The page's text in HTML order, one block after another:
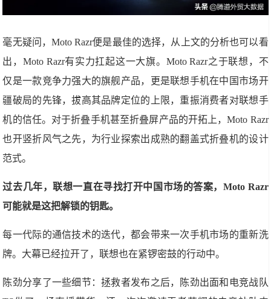
毫无疑问，Moto Razr便是最佳的选择，从上文的分析也可以看
出，Moto Razr有实力扛起这一大旗。Moto Razr之于联想，不
仅是一款竞争力强大的旗舰产品，更是联想手机在中国市场开
疆破局的先锋，拔高其品牌定位的上限，重振消费者对联想手
机的信任。对于折叠手机甚至折叠屏产品的开拓上，Moto Razr
也开竖折风气之先，为行业探索出成熟的翻盖式折叠机的设计
范式。
过去几年，联想一直在寻找打开中国市场的答案，Moto Razr
可能就是这把解锁的钥匙。
每一代际的通信技术的迭代，都会带来一次手机市场的重新洗
牌。大幕已经拉开了，联想也在紧锣密鼓的行动中。
陈劲分享了一些细节：拯救者发布之后，陈劲出面和电竞战队